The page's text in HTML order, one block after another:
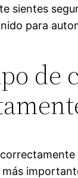
sientes
para
de